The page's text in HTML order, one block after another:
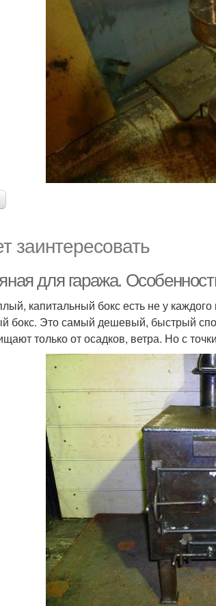
заинтересовать
для гаража.
капитальный бокс есть не у
бокс. Это самый дешевый, быстрый
только от осадков, ветра. Но с